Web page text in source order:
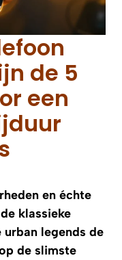
de 5
een
en échte
klassieke
legends de
de slimste